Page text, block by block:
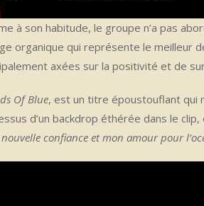
à son habitude, le groupe n’a pas
organique qui représente le meilleur
axées sur la positivité et de
Of Blue, est un titre époustouflant qui
d’un backdrop éthérée dans le
confiance et mon amour pour